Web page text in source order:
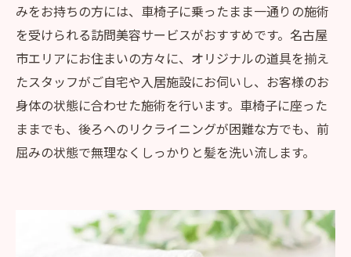
みをお持ちの方には、車椅子に乗ったまま一通りの施術
を受けられる訪問美容サービスがおすすめです。名古屋
市エリアにお住まいの方々に、オリジナルの道具を揃え
たスタッフがご自宅や入居施設にお伺いし、お客様のお
身体の状態に合わせた施術を行います。車椅子に座った
ままでも、後ろへのリクライニングが困難な方でも、前
屈みの状態で無理なくしっかりと髪を洗い流します。